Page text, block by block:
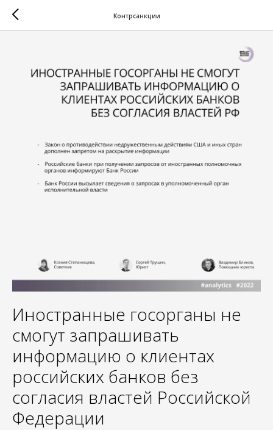
Контрсанкции
Иностранные госорганы не
смогут запрашивать
информацию о клиентах
российских банков без
согласия властей Российской
Федерации